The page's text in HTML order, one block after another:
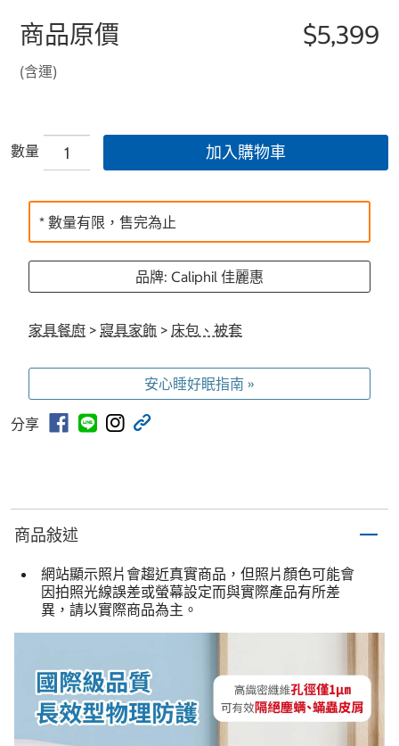
商品原價 $5,399
(含運)
數量 加入購物車
* 數量有限，售完為止
品牌: Caliphil 佳麗惠
家具餐廚 > 寢具家飾 > 床包、被套
安心睡好眠指南 »
分享
商品敍述
網站顯示照片會趨近真實商品，但照片顏色可能會
因拍照光線誤差或螢幕設定而與實際產品有所差
異，請以實際商品為主。